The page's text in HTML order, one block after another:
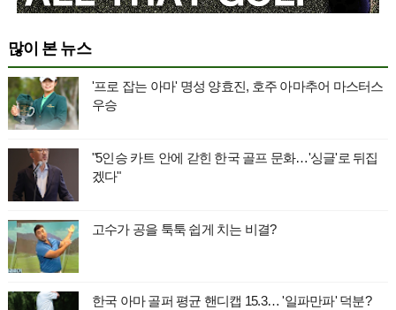
많이 본 뉴스
'프로 잡는 아마' 명성 양효진, 호주 아마추어 마스터스
우승
"5인승 카트 안에 갇힌 한국 골프 문화…'싱글'로 뒤집
겠다"
고수가 공을 툭툭 쉽게 치는 비결?
한국 아마 골퍼 평균 핸디캡 15.3… '일파만파' 덕분?